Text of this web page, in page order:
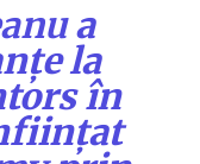
a
la
în